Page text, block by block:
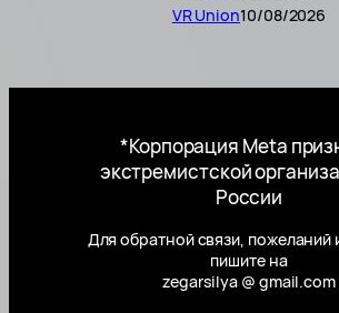
VR Union10/08/2026
*Корпорация Meta
экстремистской
России
Для обратной связи, пожеланий
пишите на
zegarsilya @ gmail.com